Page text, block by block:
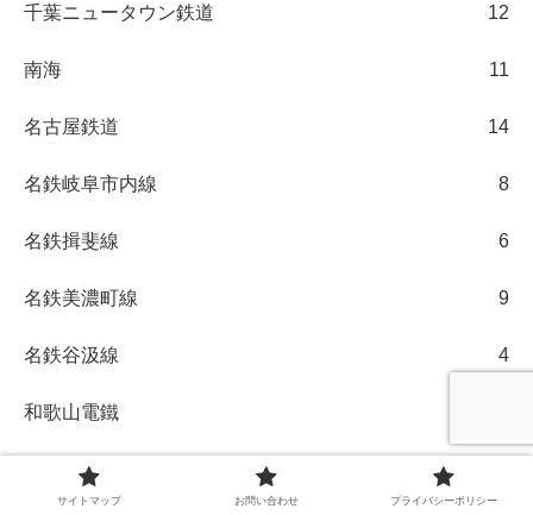
千葉ニュータウン鉄道 12
南海 11
名古屋鉄道 14
名鉄岐阜市内線 8
名鉄揖斐線 6
名鉄美濃町線 9
名鉄谷汲線 4
和歌山電鐵
四日市あすなろう鉄道
サイトマップ お問い合わせ プライバシーポリシー